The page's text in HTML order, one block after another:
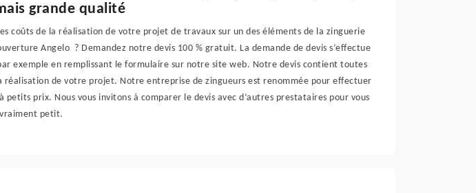
grande qualité
coûts de la réalisation de votre projet de travaux sur un des éléments de la zinguerie
Angelo ? Demandez notre devis 100 % gratuit. La demande de devis s’effectue
exemple en remplissant le formulaire sur notre site web. Notre devis contient toutes
réalisation de votre projet. Notre entreprise de zingueurs est renommée pour effectuer
petits prix. Nous vous invitons à comparer le devis avec d’autres prestataires pour vous
petit.